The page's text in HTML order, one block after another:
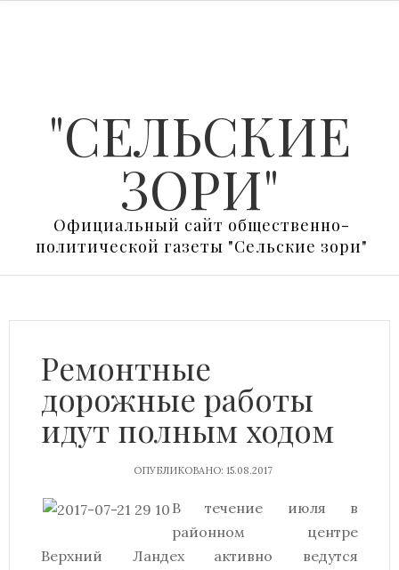
"СЕЛЬСКИЕ
ЗОРИ"
Официальный сайт общественно-
политической газеты "Сельские зори"
Ремонтные
дорожные работы
идут полным ходом
ОПУБЛИКОВАНО: 15.08.2017
В течение июля в
районном центре
Верхний Ландех активно ведутся